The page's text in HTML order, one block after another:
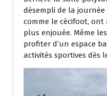
désempli de la
comme le cécifoot,
plus enjouée. Même
profiter d’un espace
activités sportives dès